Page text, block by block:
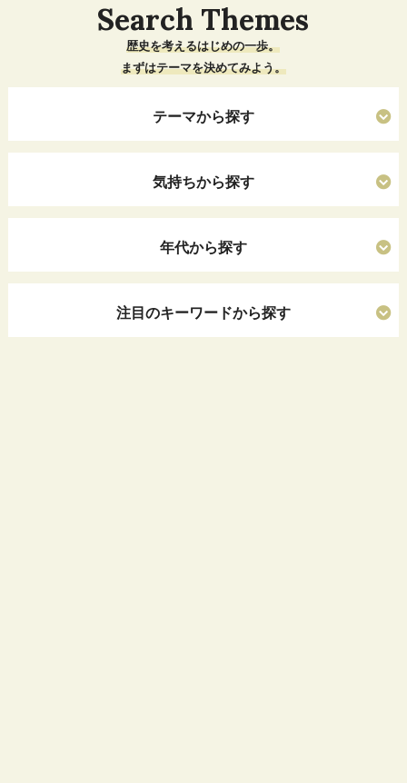
Search Themes
歴史を考えるはじめの一歩。
まずはテーマを決めてみよう。
テーマから探す
気持ちから探す
年代から探す
注目のキーワードから探す